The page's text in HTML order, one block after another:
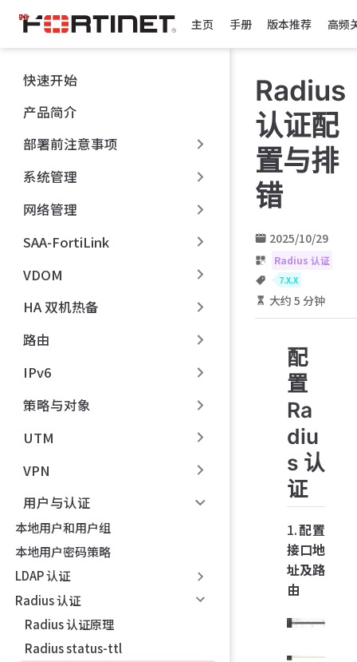
跳
至
主
內
容
主页 手册 版本推荐 高频
快速开始
产品简介
部署前注意事项
系统管理
网络管理
SAA-FortiLink
VDOM
HA 双机热备
路由
IPv6
策略与对象
UTM
VPN
用户与认证
本地用户和用户组
本地用户密码策略
LDAP 认证
Radius 认证
Radius 认证原理
Radius status-ttl
Radius
认证配
置与排
错
2025/10/29
Radius 认证
7.X.X
大约 5 分钟
配
置
Ra
diu
s 认
证
1.配置
接口地
址及路
由